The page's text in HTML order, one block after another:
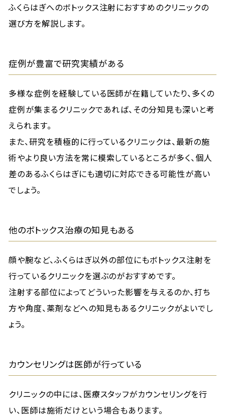
ふくらはぎへのボトックス注射におすすめのクリニックの
選び方を解説します。
症例が豊富で研究実績がある
多様な症例を経験している医師が在籍していたり、多くの
症例が集まるクリニックであれば、その分知見も深いと考
えられます。
また、研究を積極的に行っているクリニックは、最新の施
術やより良い方法を常に模索しているところが多く、個人
差のあるふくらはぎにも適切に対応できる可能性が高い
でしょう。
他のボトックス治療の知見もある
顔や腕など、ふくらはぎ以外の部位にもボトックス注射を
行っているクリニックを選ぶのがおすすめです。
注射する部位によってどういった影響を与えるのか、打ち
方や角度、薬剤などへの知見もあるクリニックがよいでし
ょう。
カウンセリングは医師が行っている
クリニックの中には、医療スタッフがカウンセリングを行
い、医師は施術だけという場合もあります。